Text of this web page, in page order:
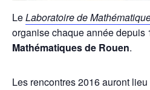
LeLaboratoire de
organise chaque année depuis
Mathématiques de Rouen.
Les rencontres 2016 auront